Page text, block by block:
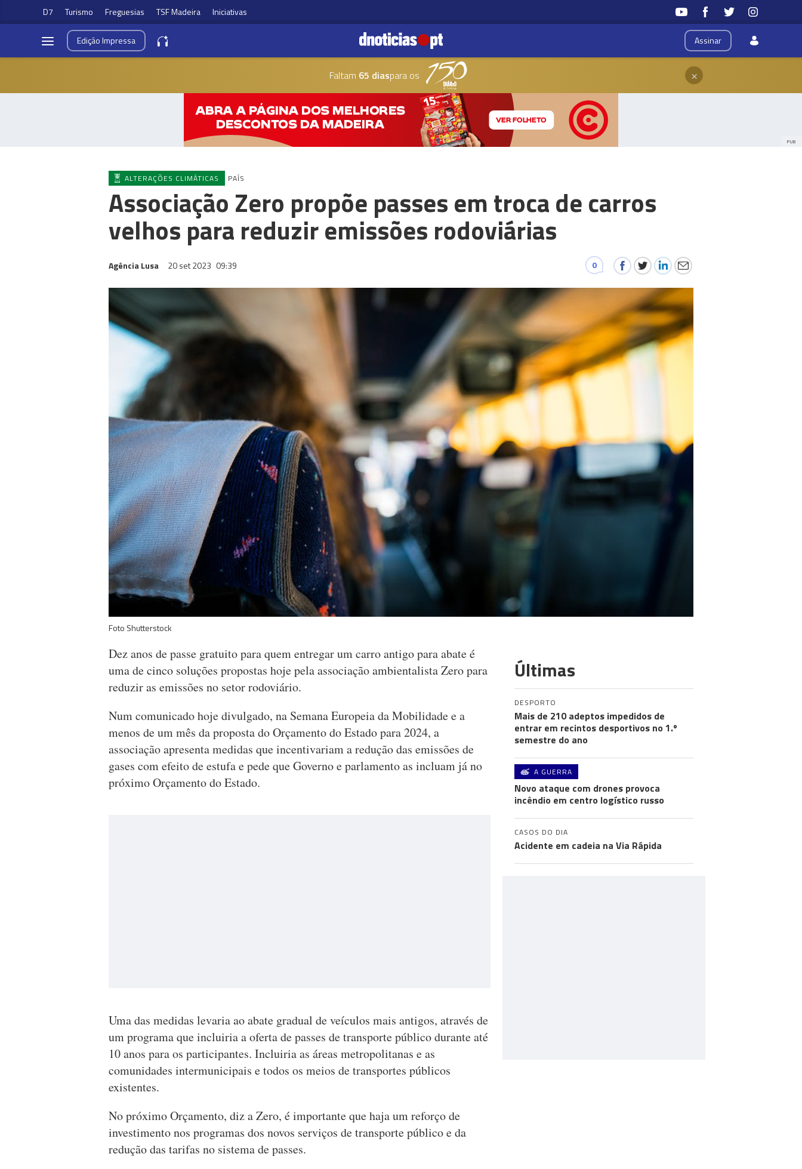
D7 Turismo Freguesias TSF Madeira Iniciativas
Assinar
EdiçãoImpressa
Faltam 65 diaspara os ×
PUB
ALTERAÇÕES CLIMÁTICAS PAÍS
Associação Zero propõe passes em troca de carros
velhos para reduzir emissões rodoviárias
Agência Lusa 20 set 2023 09:39 0
Foto Shutterstock
Dez anos de passe gratuito para quem entregar um carro antigo para abate é
uma de cinco soluções propostas hoje pela associação ambientalista Zero para
reduzir as emissões no setor rodoviário.
Num comunicado hoje divulgado, na Semana Europeia da Mobilidade e a
menos de um mês da proposta do Orçamento do Estado para 2024, a
associação apresenta medidas que incentivariam a redução das emissões de
gases com efeito de estufa e pede que Governo e parlamento as incluam já no
próximo Orçamento do Estado.
Uma das medidas levaria ao abate gradual de veículos mais antigos, através de
um programa que incluiria a oferta de passes de transporte público durante até
10 anos para os participantes. Incluiria as áreas metropolitanas e as
comunidades intermunicipais e todos os meios de transportes públicos
existentes.
No próximo Orçamento, diz a Zero, é importante que haja um reforço de
investimento nos programas dos novos serviços de transporte público e da
redução das tarifas no sistema de passes.
Últimas
DESPORTO
Mais de 210 adeptos impedidos de
entrar em recintos desportivos no 1.º
semestre do ano
A GUERRA
Novo ataque com drones provoca
incêndio em centro logístico russo
CASOS DO DIA
Acidente em cadeia na Via Rápida